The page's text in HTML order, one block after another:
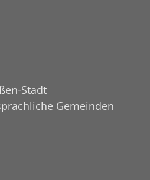
Stadt
Gemeinden